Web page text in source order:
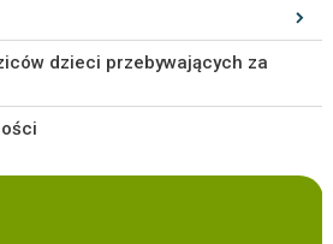
dzieci przebywających za